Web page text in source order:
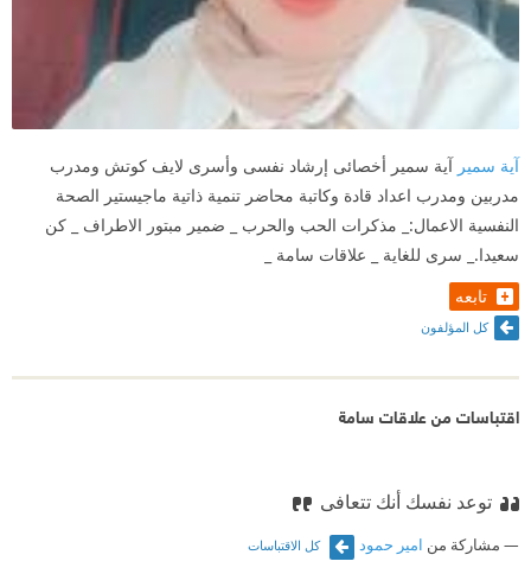
آية سمير آية سمير أخصائى إرشاد نفسى وأسرى لايف كوتش ومدرب
مدربين ومدرب اعداد قادة وكاتبة محاضر تنمية ذاتية ماجيستير الصحة
النفسية الاعمال:_ مذكرات الحب والحرب _ ضمير مبتور الاطراف _ كن
سعيدا._ سرى للغاية _ علاقات سامة _
تابعه
كل المؤلفون
اقتباسات من علاقات سامة
توعد نفسك أنك تتعافى
مشاركة من امير حمود كل الاقتباسات